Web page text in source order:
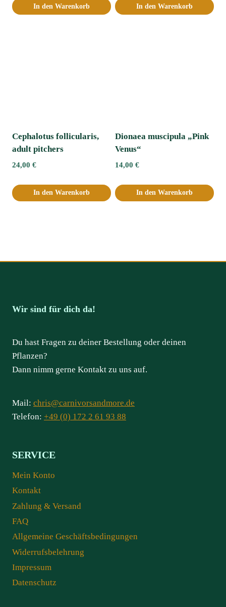
In den Warenkorb In den Warenkorb
Cephalotus follicularis,
adult pitchers
24,00 €
In den Warenkorb
Dionaea muscipula „Pink
Venus“
14,00 €
In den Warenkorb
Wir sind für dich da!
Du hast Fragen zu deiner Bestellung oder deinen
Pflanzen?
Dann nimm gerne Kontakt zu uns auf.
Mail: chris@carnivorsandmore.de
Telefon: +49 (0) 172 2 61 93 88
SERVICE
Mein Konto
Kontakt
Zahlung & Versand
FAQ
Allgemeine Geschäftsbedingungen
Widerrufsbelehrung
Impressum
Datenschutz